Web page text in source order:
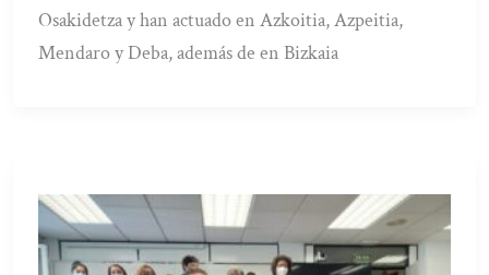
Osakidetza y han actuado en Azkoitia, Azpeitia,
Mendaro y Deba, además de en Bizkaia